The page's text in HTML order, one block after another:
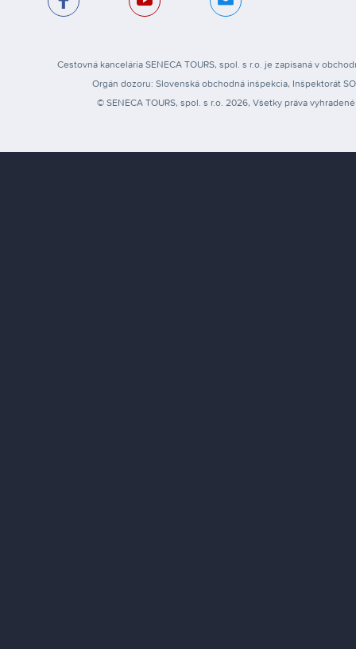
Cestovná kancelária SENECA TOURS, spol. s r.o. je zapísaná v
Orgán dozoru: Slovenská obchodná inšpekcia, Inšpektorát
© SENECA TOURS, spol. s r.o. 2026, Všetky práva